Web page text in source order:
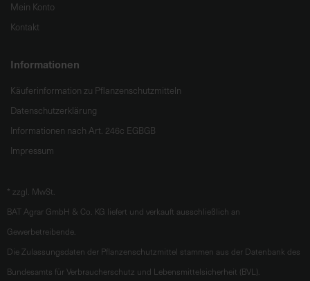
Mein Konto
Kontakt
Informationen
Käuferinformation zu Pflanzenschutzmitteln
Datenschutzerklärung
Informationen nach Art. 246c EGBGB
Impressum
* zzgl. MwSt.
BAT Agrar GmbH & Co. KG liefert und verkauft ausschließlich an
Gewerbetreibende.
Die Zulassungsdaten der Pflanzenschutzmittel stammen aus der Datenbank des
Bundesamts für Verbraucherschutz und Lebensmittelsicherheit (BVL).